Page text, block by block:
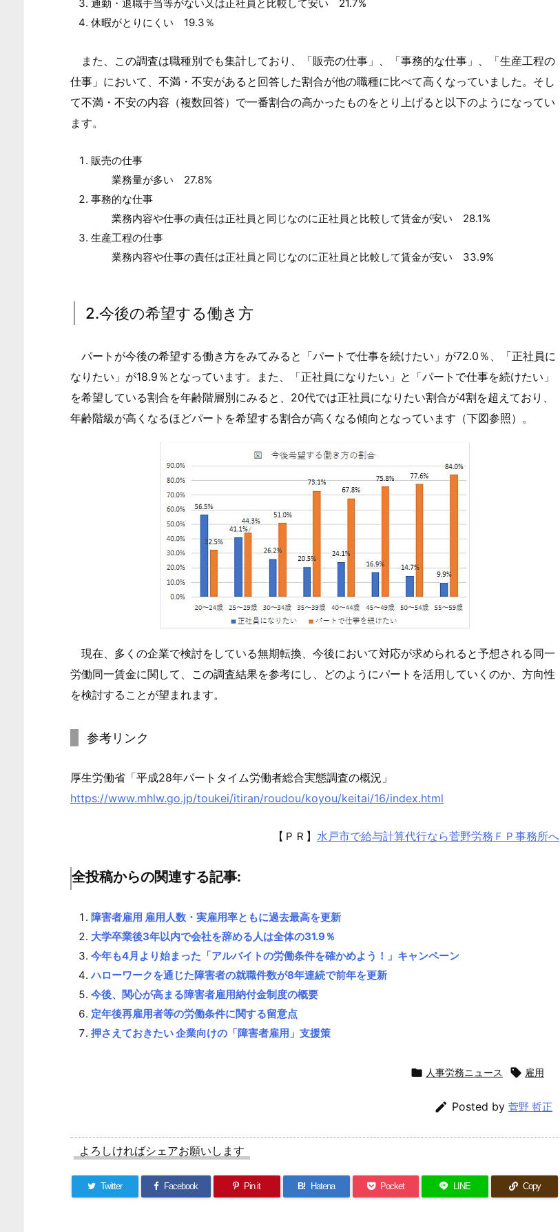
ら
仕
事
つ
い
て
の
望
す
る
き
1.
リ
1.
3.
全
投
稿
か
る
記
事:
通勤・退職手当等がない又は正社員と比較して安い 21.7%
休暇がとりにくい 19.3％
また、この調査は職種別でも集計しており、「販売の仕事」、「事務的な仕事」、「生産工程の
仕事」において、不満・不安があると回答した割合が他の職種に比べて高くなっていました。そし
て不満・不安の内容（複数回答）で一番割合の高かったものをとり上げると以下のようになってい
ます。
販売の仕事
業務量が多い 27.8%
事務的な仕事
業務内容や仕事の責任は正社員と同じなのに正社員と比較して賃金が安い 28.1%
生産工程の仕事
業務内容や仕事の責任は正社員と同じなのに正社員と比較して賃金が安い 33.9%
2.今後の希望する働き方
パートが今後の希望する働き方をみてみると「パートで仕事を続けたい」が72.0％、「正社員に
なりたい」が18.9％となっています。また、「正社員になりたい」と「パートで仕事を続けたい」
を希望している割合を年齢階層別にみると、20代では正社員になりたい割合が4割を超えており、
年齢階級が高くなるほどパートを希望する割合が高くなる傾向となっています（下図参照）。
現在、多くの企業で検討をしている無期転換、今後において対応が求められると予想される同一
労働同一賃金に関して、この調査結果を参考にし、どのようにパートを活用していくのか、方向性
を検討することが望まれます。
参考リンク
厚生労働省「平成28年パートタイム労働者総合実態調査の概況」
https://www.mhlw.go.jp/toukei/itiran/roudou/koyou/keitai/16/index.html
【ＰＲ】 水戸市で給与計算代行なら菅野労務ＦＰ事務所へ
全投稿からの関連する記事:
障害者雇用 雇用人数・実雇用率ともに過去最高を更新
大学卒業後3年以内で会社を辞める人は全体の31.9％
今年も4月より始まった「アルバイトの労働条件を確かめよう！」キャンペーン
ハローワークを通じた障害者の就職件数が8年連続で前年を更新
今後、関心が高まる障害者雇用納付金制度の概要
定年後再雇用者等の労働条件に関する留意点
押さえておきたい 企業向けの「障害者雇用」支援策
 人事労務ニュース  雇用
 Posted by 菅野 哲正
よろしければシェアお願いします
Twitter Facebook Pin it B! Hatena Pocket LINE Copy